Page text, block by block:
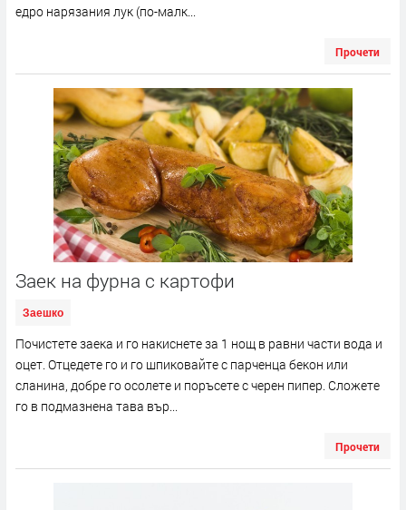
едро нарязания лук (по-малк...
Прочети
Заек на фурна с картофи
Заешко
Почистете заека и го накиснете за 1 нощ в равни части вода и
оцет. Отцедете го и го шпиковайте с парченца бекон или
сланина, добре го осолете и поръсете с черен пипер. Сложете
го в подмазнена тава вър...
Прочети